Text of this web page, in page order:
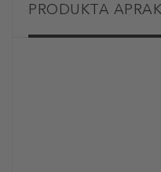
PRODUKTA